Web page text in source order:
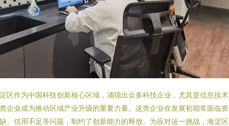
区作为中国科技创新核心区域，涌现出众多科技企业，尤其是信息技
企业成为推动区域产业升级的重要力量。这类企业在发展初期常面临
、信用不足等问题，制约了创新能力的释放。为应对这一挑战，海淀